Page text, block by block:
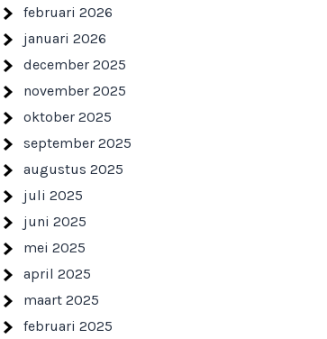
februari 2026
januari 2026
december 2025
november 2025
oktober 2025
september 2025
augustus 2025
juli 2025
juni 2025
mei 2025
april 2025
maart 2025
februari 2025